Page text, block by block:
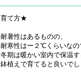
育て方★
耐暑性はあるものの、
耐寒性はー２℃くらいなの
冬期は暖かい室内で保温す
鉢植えで育てると良いでし